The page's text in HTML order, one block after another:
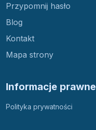
Przypomnij hasło
Blog
Kontakt
Mapa strony
Informacje prawne
Polityka prywatności